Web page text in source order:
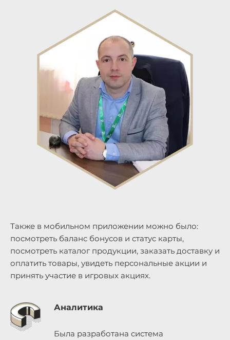
Также в мобильном приложении можно было:
посмотреть баланс бонусов и статус карты,
посмотреть каталог продукции, заказать доставку и
оплатить товары, увидеть персональные акции и
принять участие в игровых акциях.
Аналитика
Была разработана система